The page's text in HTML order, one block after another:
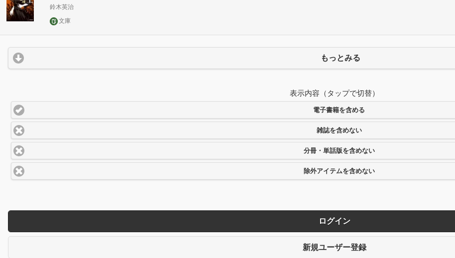
鈴木英治
文庫
もっとみる
表示内容（タップで切替）
電子書籍を含める
雑誌を含めない
分冊・単話版を含めない
除外アイテムを含めない
ログイン
新規ユーザー登録